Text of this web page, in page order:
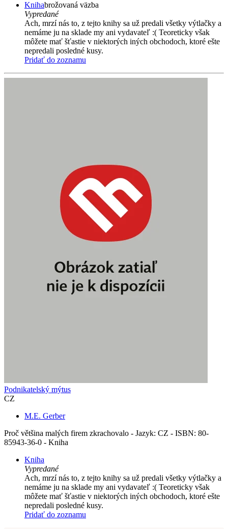
Knihabrožovaná väzba
Vypredané
Ach, mrzí nás to, z tejto knihy sa už predali všetky výtlačky a
nemáme ju na sklade my ani vydavateľ :( Teoreticky však
môžete mať šťastie v niektorých iných obchodoch, ktoré ešte
nepredali posledné kusy.
Pridať do zoznamu
Podnikatelský mýtus
CZ
M.E. Gerber
Proč většina malých firem zkrachovalo - Jazyk: CZ - ISBN: 80-
85943-36-0 - Kniha
Kniha
Vypredané
Ach, mrzí nás to, z tejto knihy sa už predali všetky výtlačky a
nemáme ju na sklade my ani vydavateľ :( Teoreticky však
môžete mať šťastie v niektorých iných obchodoch, ktoré ešte
nepredali posledné kusy.
Pridať do zoznamu